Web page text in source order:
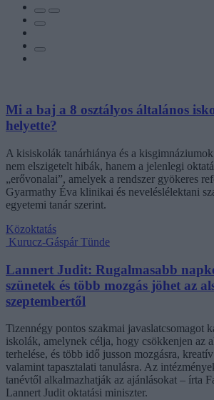
Mi a baj a 8 osztályos általános
helyette?
A kisiskolák tanárhiánya és a
nem elszigetelt hibák, hanem a jelenlegi
„erővonalai”, amelyek a rendszer gyökeres
Gyarmathy Éva klinikai és neveléslélektani
egyetemi tanár szerint.
Közoktatás
Kurucz-Gáspár Tünde
Lannert Judit: Rugalmasabb
szünetek és több mozgás jöhet az
szeptembertől
Tizennégy pontos szakmai javaslatcsomagot
iskolák, amelynek célja, hogy csökkenjen az
terhelése, és több idő jusson mozgásra,
valamint tapasztalati tanulásra. Az
tanévtől alkalmazhatják az ajánlásokat – írta
Lannert Judit oktatási miniszter.